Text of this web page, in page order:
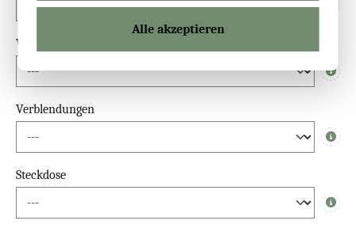
Waschbeckenlicht-Spiegel
Info
Verblendungen
Info
Steckdose
Info
Alle akzeptieren